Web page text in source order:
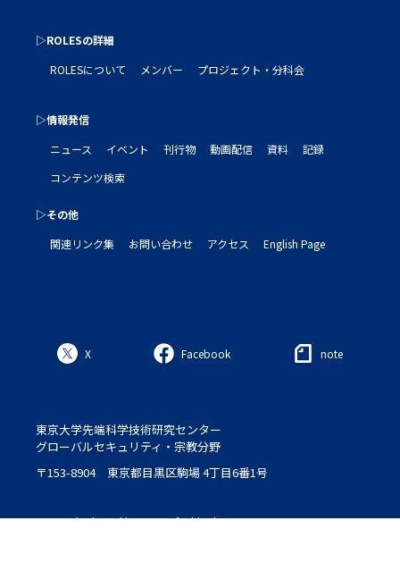
▷ROLESの詳細
ROLESについて
メンバー プロジェクト・分科会
▷情報発信
ニュース
イベント 刊行物 動画配信 資料
記録
コンテンツ検索
▷その他
関連リンク集
お問い合わせ アクセス English Page
X Facebook note
東京大学先端科学技術研究センター
グローバルセキュリティ・宗教分野
〒153-8904 東京都目黒区駒場 4丁目6番1号
Logo : designed by Setsu＆Shinobu Ito